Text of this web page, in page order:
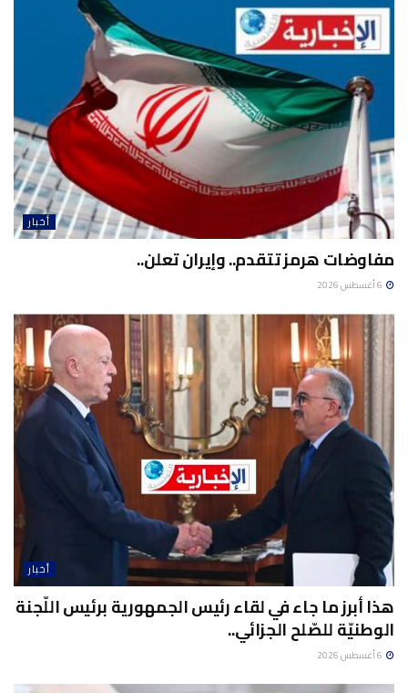
أخبار
مفاوضات هرمز تتقدم.. وإيران تعلن..
أخبار
هذا أبرز ما جاء في لقاء رئيس الجمهورية برئيس اللّجنة
الوطنيّة للصّلح الجزائي..